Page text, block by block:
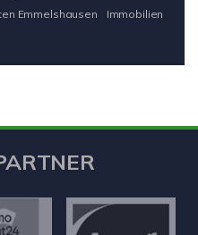
Emmelshausen
Immobilien